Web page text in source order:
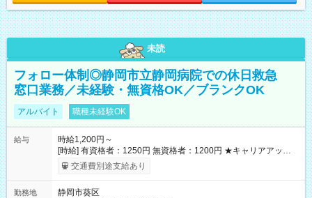
未読
フォロー体制◎静岡市立静岡病院での休日救急
窓口業務／未経験・無資格OK／ブランクOK
アルバイト 職種未経験OK
給与
時給1,200円～
[時給] 有資格者：1250円 無資格者：1200円 ★キャリアアップ制
度あり 進級により給与がアップします！ 【試用期間】試用期間
あり 試用期間の長さ：3ヶ月 雇用形態、給与は本採用時と同じ
交通費別途支給あり
勤務地
静岡市葵区